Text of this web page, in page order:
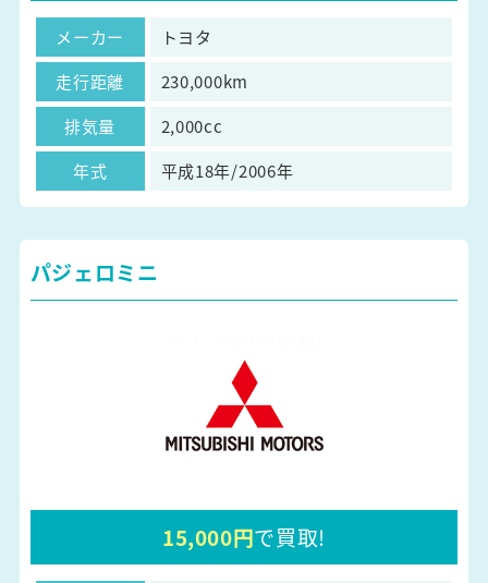
メーカー
トヨタ
走行距離
230,000km
排気量
2,000cc
年式
平成18年/2006年
パジェロミニ
15,000円で買取!